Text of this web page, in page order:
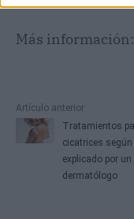
Más información:
Artículo anterior
Tratamientos
cicatrices
explicado por un
dermatólogo